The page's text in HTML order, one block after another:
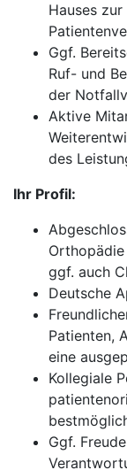
Hauses
Ggf.
Ruf- und
der
Aktive
des
Ihr Profil:
ggf. auch
Deutsche
Patienten,
eine
Kollegiale
Ggf.